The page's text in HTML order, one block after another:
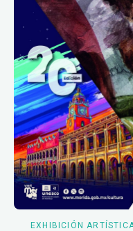
EXHIBICIÓN